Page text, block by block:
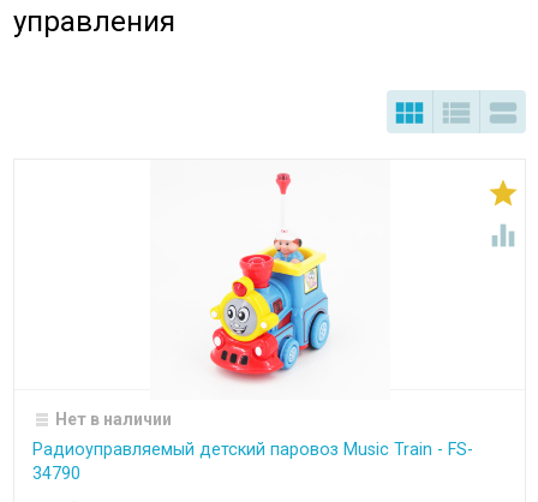
управления
  


Нет в наличии
Радиоуправляемый детский паровоз Music Train - FS-
34790